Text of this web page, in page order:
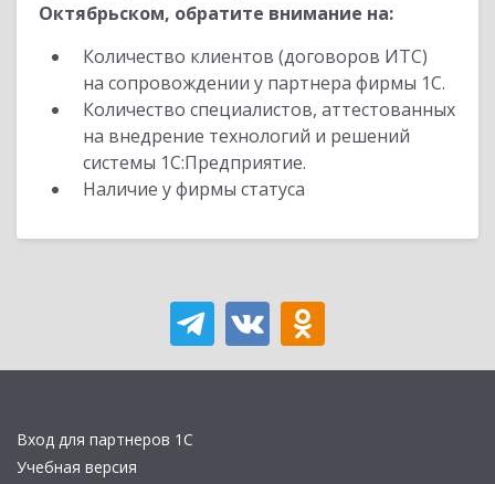
Октябрьском, обратите внимание на:
Количество клиентов (договоров ИТС)
на сопровождении у партнера фирмы 1С.
Количество специалистов, аттестованных
на внедрение технологий и решений
системы 1С:Предприятие.
Наличие у фирмы статуса
Вход для партнеров 1С
Учебная версия